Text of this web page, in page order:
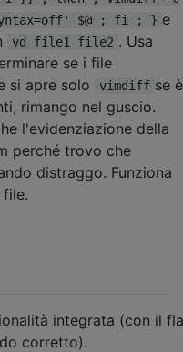
$@ ; fi ; } e
vd file1 file2 . Usa
se i file
si apre solo
vimdiff se è
rimango nel guscio.
l'evidenziazione della
perché trovo che
distraggo. Funziona
integrata (con il
corretto).